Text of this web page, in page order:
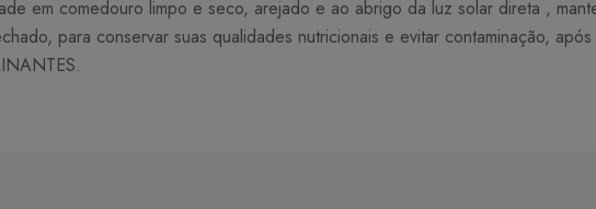
em comedouro limpo e seco, arejado e ao abrigo da luz solar direta ,
para conservar suas qualidades nutricionais e evitar contaminação,